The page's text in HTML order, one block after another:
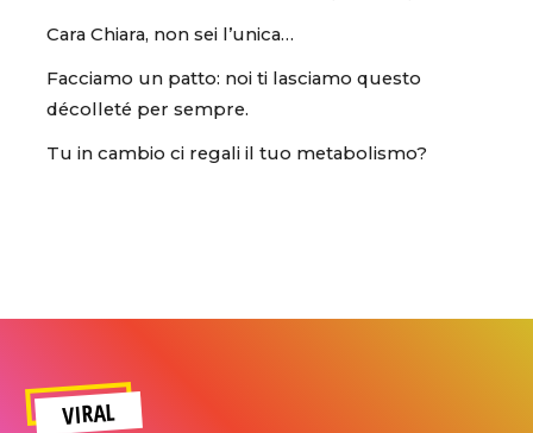
Cara Chiara, non sei l’unica…
Facciamo un patto: noi ti lasciamo questo
décolleté per sempre.
Tu in cambio ci regali il tuo metabolismo?
VIRAL